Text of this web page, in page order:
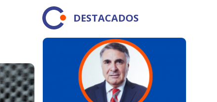
DESTACADOS